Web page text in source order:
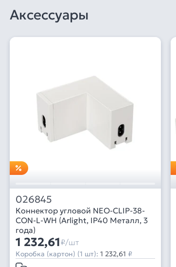
Аксессуары
026845
Коннектор угловой NEO-CLIP-38-
CON-L-WH (Arlight, IP40 Металл, 3
года)
1 232,61₽/шт
Коробка (картон) (1 шт): 1 232,61 ₽